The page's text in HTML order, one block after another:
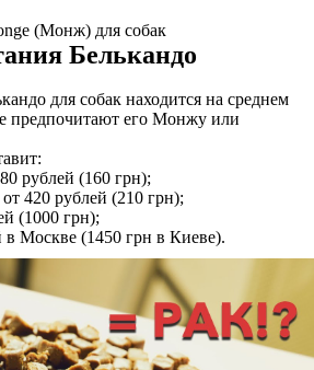
(Монж) для собак
Белькандо
для собак находится на среднем
предпочитают его Монжу или
рублей (160 грн);
420 рублей (210 грн);
(1000 грн);
в Москве (1450 грн в Киеве).